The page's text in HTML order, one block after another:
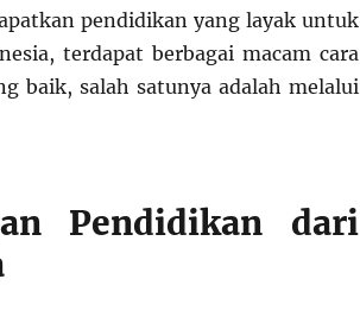
pendidikan yang layak untuk
terdapat berbagai macam cara
baik, salah satunya adalah melalui
Pendidikan dari